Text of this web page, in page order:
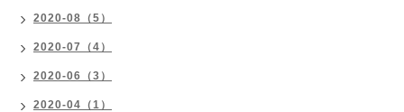
2020-08（5）
2020-07（4）
2020-06（3）
2020-04（1）